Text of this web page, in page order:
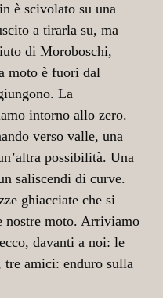
è scivolato su una
a tirarla su, ma
di Moroboschi,
moto è fuori dal
La
intorno allo zero.
verso valle, una
possibilità. Una
saliscendi di curve.
ghiacciate che si
nostre moto. Arriviamo
davanti a noi: le
tre amici: enduro sulla